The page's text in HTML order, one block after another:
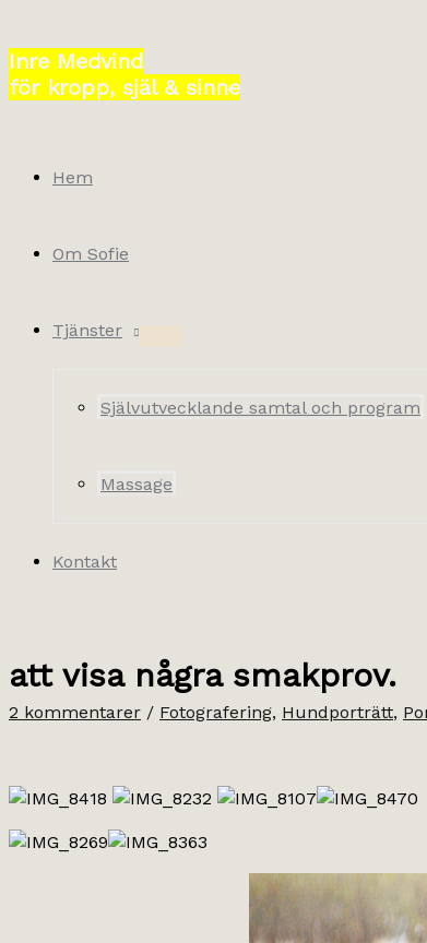
till
innehåll
Inre Medvind
för kropp, själ & sinne
Hem
Om Sofie
Tjänster
Självutvecklande samtal och program
Massage
Kontakt
att visa några smakprov.
2 kommentarer / Fotografering, Hundporträtt,